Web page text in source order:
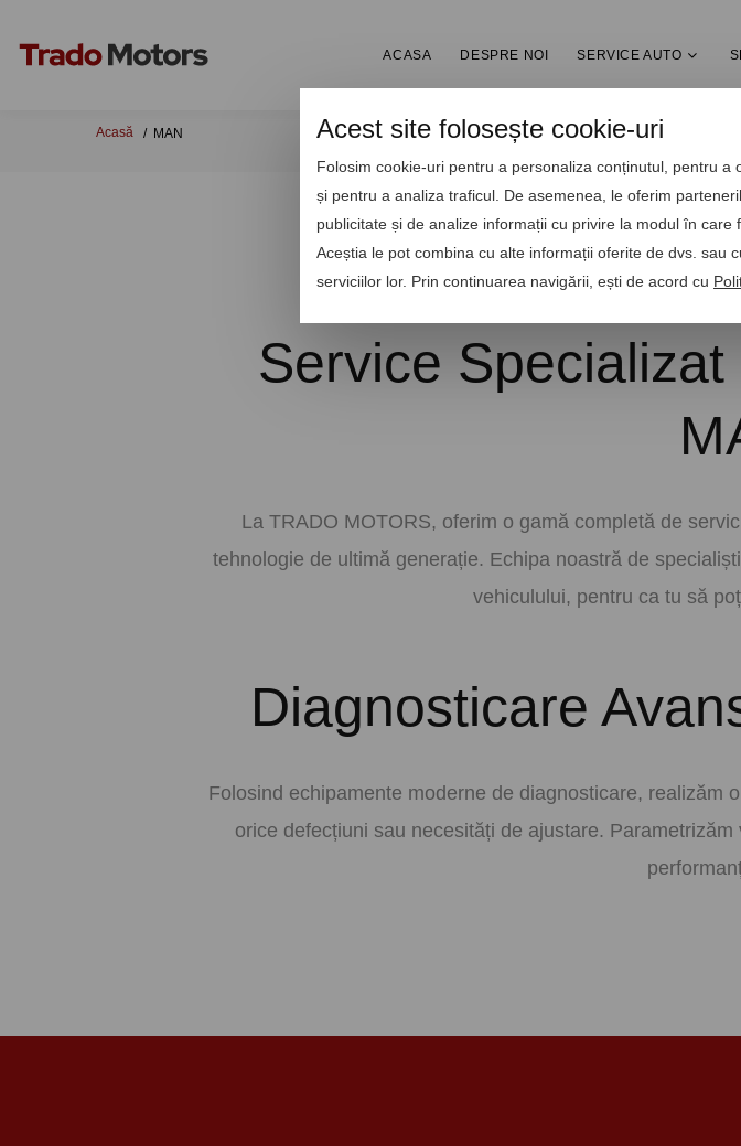
ACASA DESPRE NOI SERVICE AUTO
Acasă MAN
Service
La TRADO MOTORS, oferim o gamă completă de
tehnologie de ultimă generație. Echipa noastră de
vehiculului, pentru ca tu să
Diagnosticare
Folosind echipamente moderne de diagnosticare, realizăm
orice defecțiuni sau necesități de ajustare.
Acest site folosește cookie-uri
Folosim cookie-uri pentru a personaliza conținutul, pentru a
și pentru a analiza traficul. De asemenea, le oferim
publicitate și de analize informații cu privire la modul în care
Aceștia le pot combina cu alte informații oferite de dvs. sau
serviciilor lor. Prin continuarea navigării, ești de acord cu